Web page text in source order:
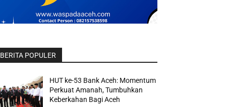
BERITA POPULER
HUT ke-53 Bank Aceh: Momentum
Perkuat Amanah, Tumbuhkan
Keberkahan Bagi Aceh